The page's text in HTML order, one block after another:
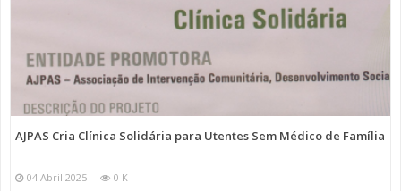
AJPAS Cria Clínica Solidária para Utentes Sem Médico de Família
04 Abril 2025 0 K